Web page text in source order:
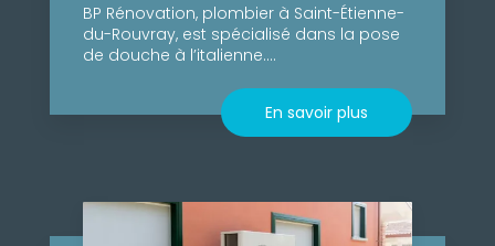
BP Rénovation, plombier à Saint-Étienne-
du-Rouvray, est spécialisé dans la pose
de douche à l’italienne....
En savoir plus